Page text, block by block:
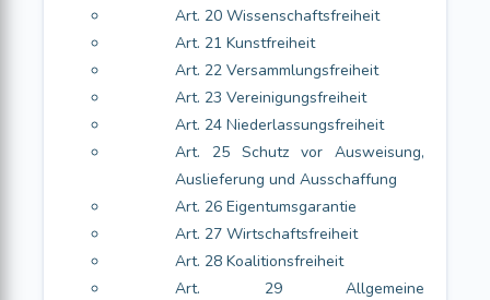
Art. 20 Wissenschaftsfreiheit
Art. 21 Kunstfreiheit
Art. 22 Versammlungsfreiheit
Art. 23 Vereinigungsfreiheit
Art. 24 Niederlassungsfreiheit
Art. 25 Schutz vor Ausweisung,
Auslieferung und Ausschaffung
Art. 26 Eigentumsgarantie
Art. 27 Wirtschaftsfreiheit
Art. 28 Koalitionsfreiheit
Art. 29 Allgemeine